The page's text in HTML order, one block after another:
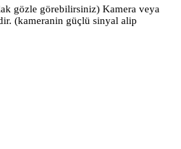
gözle görebilirsiniz) Kamera veya
(kameranin güçlü sinyal alip